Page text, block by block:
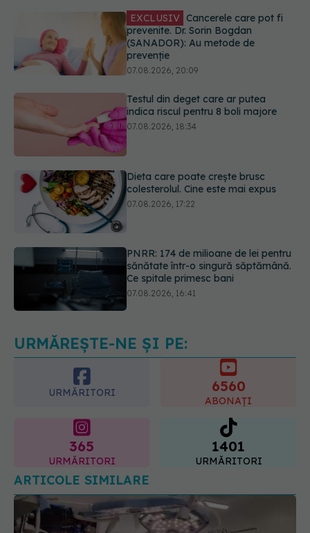
prevenție
07.08.2026, 20:09
Testul din deget care ar putea
indica riscul pentru 8 boli majore
Dieta care poate crește brusc
PNRR: 174 de milioane de lei pentru
07.08.2026, 16:41
Ce spune culoarea ta preferată
despre vârsta pe care o ai. Care
URMĂREȘTE-NE ȘI PE:
URMĂRITORI 6560
ABONAȚI
365
URMĂRITORI
1401
URMĂRITORI
ARTICOLE SIMILARE